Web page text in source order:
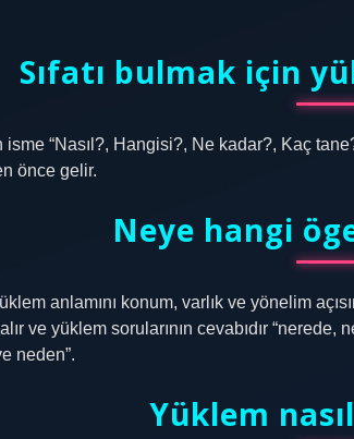
Sıfatı bulmak için
isme “Nasıl?, Hangisi?, Ne kadar?, Kaç
önce gelir.
Neye hangi
anlamını konum, varlık ve yönelim
ve yüklem sorularının cevabıdır
neden”.
Yüklem